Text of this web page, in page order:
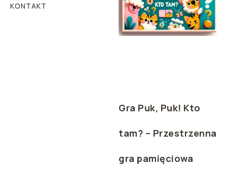
KONTAKT
Gra Puk, Puk! Kto
tam? – Przestrzenna
gra pamięciowa